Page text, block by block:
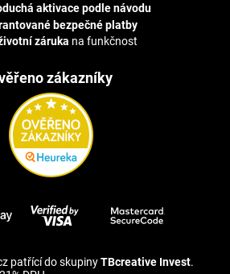
aktivace podle návodu
bezpečné platby
záruka na funkčnost
zákazníky
patřící do skupinyTBcreative Invest.